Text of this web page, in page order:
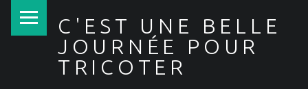
C'EST UNE BELLE
JOURNÉE POUR
TRICOTER